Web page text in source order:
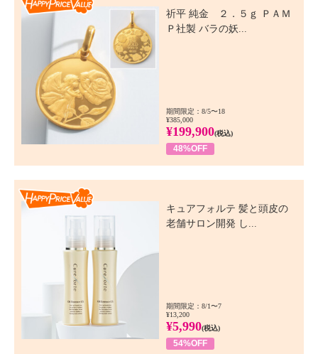
祈平 純金 ２．５ｇ ＰＡＭ
Ｐ社製 バラの妖...
期間限定：8/5〜18
¥385,000
¥199,900(税込)
48%OFF
キュアフォルテ 髪と頭皮の
老舗サロン開発 し...
期間限定：8/1〜7
¥13,200
¥5,990(税込)
54%OFF